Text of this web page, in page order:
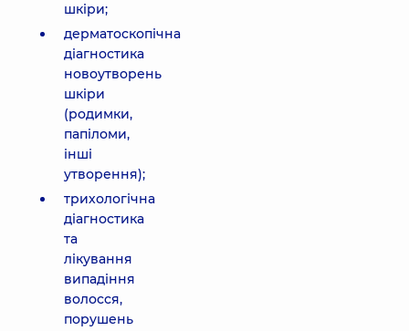
шкіри;
дерматоскопічна
діагностика
новоутворень
шкіри
(родимки,
папіломи,
інші
утворення);
трихологічна
діагностика
та
лікування
випадіння
волосся,
порушень